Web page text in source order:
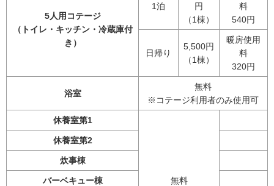
5人用コテージ
（トイレ・キッチン・冷蔵庫付
き）
1泊
円
（1棟）
料
540円
日帰り
5,500円
（1棟）
暖房使用
料
320円
浴室
無料
※コテージ利用者のみ使用可
休養室第1
無料
休養室第2
炊事棟
バーベキュー棟